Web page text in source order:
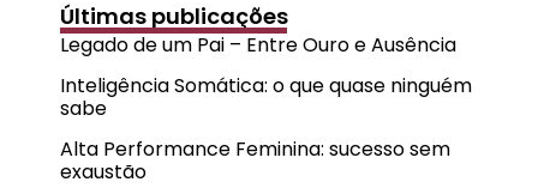
Últimas publicações
Legado de um Pai – Entre Ouro e Ausência
Inteligência Somática: o que quase ninguém
sabe
Alta Performance Feminina: sucesso sem
exaustão